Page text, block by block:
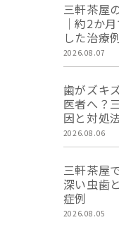
三軒茶屋
｜約2か
した治療例
2026.08.07
歯がズキ
医者へ？
因と対処
2026.08.06
三軒茶屋
深い虫歯
症例
2026.08.05